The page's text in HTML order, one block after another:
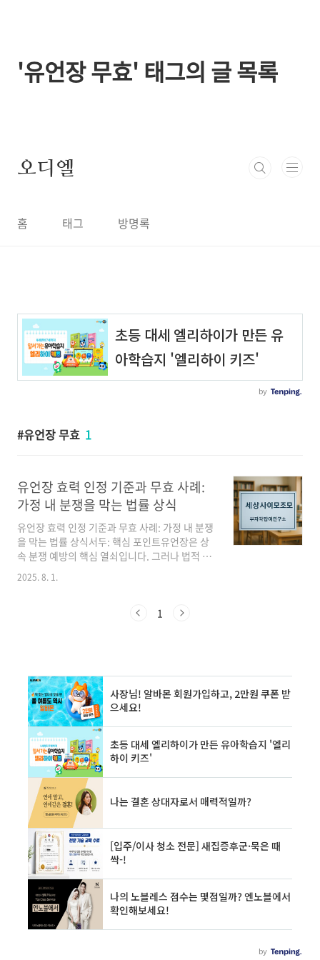
'유언장 무효' 태그의 글 목록
오디엘
홈 태그 방명록
유언장 무효 1
유언장 효력 인정 기준과 무효 사례:
가정 내 분쟁을 막는 법률 상식
유언장 효력 인정 기준과 무효 사례: 가정 내 분쟁
을 막는 법률 상식서두: 핵심 포인트유언장은 상
속 분쟁 예방의 핵심 열쇠입니다. 그러나 법적 효
력을 얻으려면 반드시 민법이 정한 형식과 요건
을 엄격히 준수해야 하며, 그렇지 않으면 무효가
유언장 효력 인정 기준, 대표적인 무효 사례, 그리
개인과 가족 모두가 반드시 알아두어야 할 법률
상식을 전달합니다. 목차1. 유언장 효력의 법적
정의 및 중요성2. 유언장 효력 인정 기준과 법적
요건3. 유언장 종류별 작성 방법과 주의점4. ..
2025. 8. 1.
1